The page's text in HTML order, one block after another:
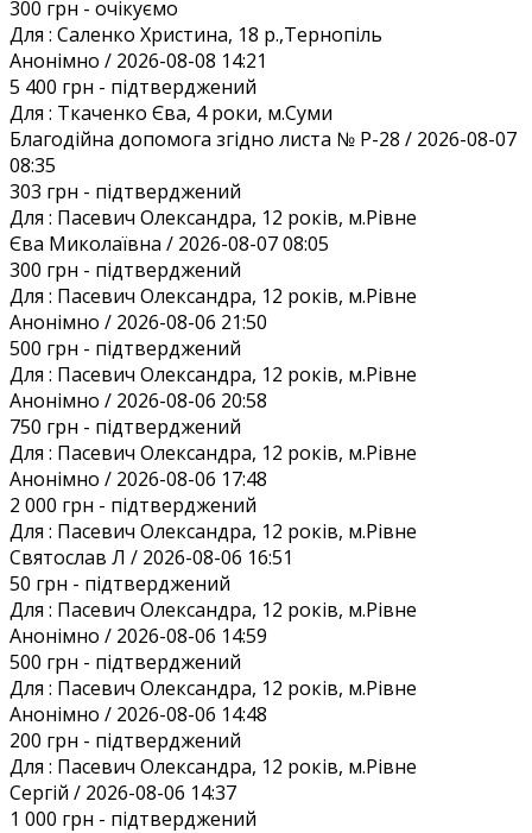
300 грн - очікуємо
Для : Саленко Христина, 18 р.,Тернопіль
Анонiмно / 2026-08-08 14:21
5 400 грн - підтверджений
Для : Ткаченко Єва, 4 роки, м.Суми
Благодiйна допомога згiдно листа № Р-28 / 2026-08-07
08:35
303 грн - підтверджений
Для : Пасевич Олександра, 12 років, м.Рівне
Єва Миколаївна / 2026-08-07 08:05
300 грн - підтверджений
Для : Пасевич Олександра, 12 років, м.Рівне
Анонiмно / 2026-08-06 21:50
500 грн - підтверджений
Для : Пасевич Олександра, 12 років, м.Рівне
Анонiмно / 2026-08-06 20:58
750 грн - підтверджений
Для : Пасевич Олександра, 12 років, м.Рівне
Анонiмно / 2026-08-06 17:48
2 000 грн - підтверджений
Для : Пасевич Олександра, 12 років, м.Рівне
Святослав Л / 2026-08-06 16:51
50 грн - підтверджений
Для : Пасевич Олександра, 12 років, м.Рівне
Анонiмно / 2026-08-06 14:59
500 грн - підтверджений
Для : Пасевич Олександра, 12 років, м.Рівне
Анонiмно / 2026-08-06 14:48
200 грн - підтверджений
Для : Пасевич Олександра, 12 років, м.Рівне
Сергій / 2026-08-06 14:37
1 000 грн - підтверджений